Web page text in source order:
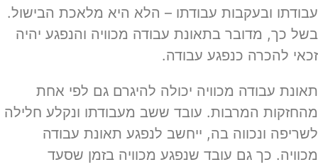
עבודתו ובעקבות עבודתו – הלא היא מלאכת הבישול.
בשל כך, מדובר בתאונת עבודה מכוויה והנפגע יהיה
זכאי להכרה כנפגע עבודה.
תאונת עבודה מכוויה יכולה להיגרם גם לפי אחת
מהחזקות המרבות. עובד ששב מעבודתו ונקלע חלילה
לשריפה ונכווה בה, ייחשב לנפגע תאונת עבודה
מכוויה. כך גם עובד שנפגע מכוויה בזמן שסעד